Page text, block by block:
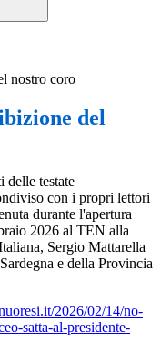
nostro coro
del
delle testate
con i propri lettori
durante l'apertura
2026 al TEN alla
Sergio Mattarella
e della Provincia
2026/02/14/no-
satta-al-presidente-